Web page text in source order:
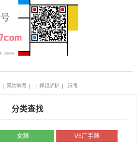
| 网站地图 | | 视频解析 | 新闻
分类查找
女錶 V6厂手錶